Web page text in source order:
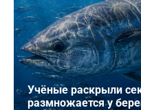
Учёные раскрыли
размножается у